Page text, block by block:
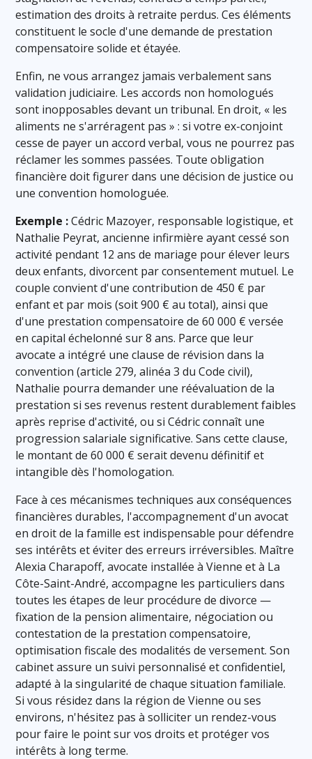
estimation des droits à retraite perdus. Ces éléments
constituent le socle d'une demande de prestation
compensatoire solide et étayée.
Enfin, ne vous arrangez jamais verbalement sans
validation judiciaire. Les accords non homologués
sont inopposables devant un tribunal. En droit, « les
aliments ne s'arréragent pas » : si votre ex-conjoint
cesse de payer un accord verbal, vous ne pourrez pas
réclamer les sommes passées. Toute obligation
financière doit figurer dans une décision de justice ou
une convention homologuée.
Exemple :Cédric Mazoyer, responsable logistique, et
Nathalie Peyrat, ancienne infirmière ayant cessé son
activité pendant 12 ans de mariage pour élever leurs
deux enfants, divorcent par consentement mutuel. Le
couple convient d'une contribution de 450 € par
enfant et par mois (soit 900 € au total), ainsi que
d'une prestation compensatoire de 60 000 € versée
en capital échelonné sur 8 ans. Parce que leur
avocate a intégré une clause de révision dans la
convention (article 279, alinéa 3 du Code civil),
Nathalie pourra demander une réévaluation de la
prestation si ses revenus restent durablement faibles
après reprise d'activité, ou si Cédric connaît une
progression salariale significative. Sans cette clause,
le montant de 60 000 € serait devenu définitif et
intangible dès l'homologation.
Face à ces mécanismes techniques aux conséquences
financières durables, l'accompagnement d'un avocat
en droit de la famille est indispensable pour défendre
ses intérêts et éviter des erreurs irréversibles. Maître
Alexia Charapoff, avocate installée à Vienne et à La
Côte-Saint-André, accompagne les particuliers dans
toutes les étapes de leur procédure de divorce —
fixation de la pension alimentaire, négociation ou
contestation de la prestation compensatoire,
optimisation fiscale des modalités de versement. Son
cabinet assure un suivi personnalisé et confidentiel,
adapté à la singularité de chaque situation familiale.
Si vous résidez dans la région de Vienne ou ses
environs, n'hésitez pas à solliciter un rendez-vous
pour faire le point sur vos droits et protéger vos
intérêts à long terme.